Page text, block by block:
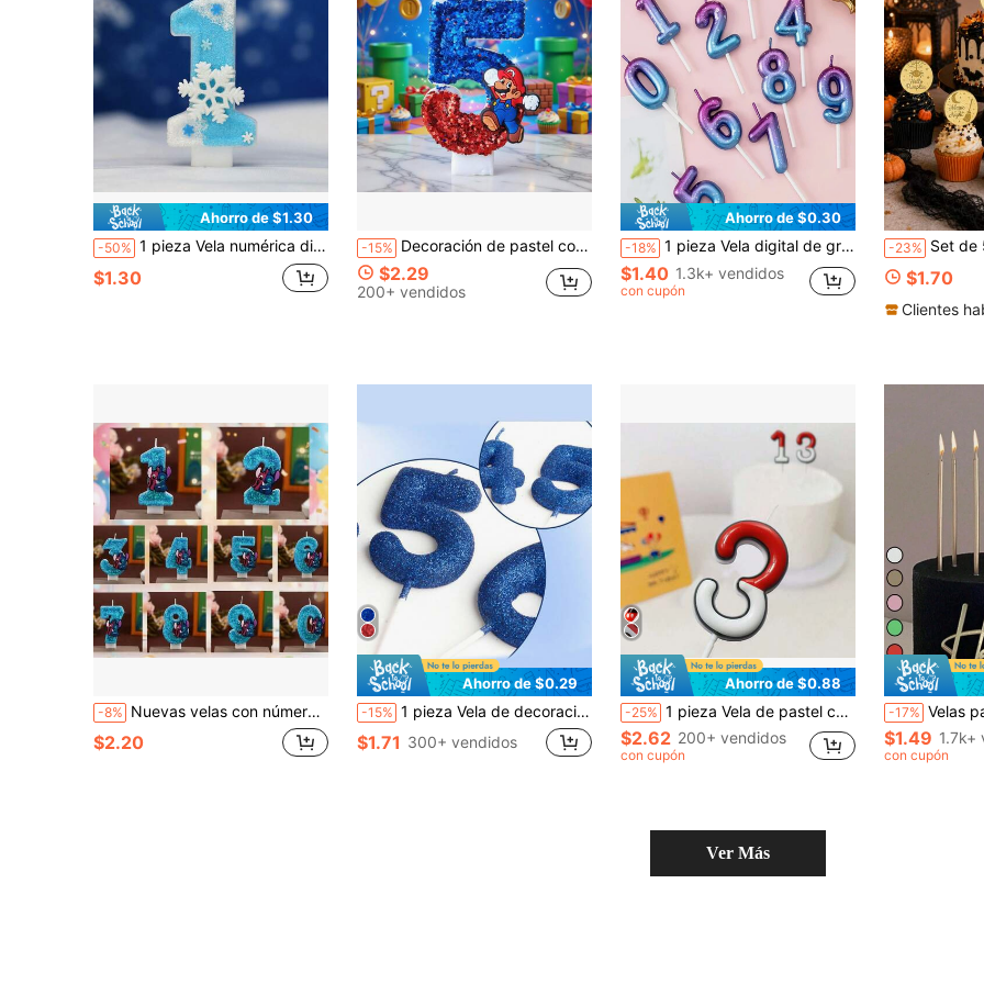
Ahorro de $1.30
-50% 1 pieza Vela numérica digital 0-9, decoración de copos de nieve blanca & azul para pastel de Navidad, vela de cumpleaños para fiesta de aniversario y celebración
$1.30
-15% Decoración de pastel con vela digital de anime, decoración de pastel de postre de fiesta de cumpleaños con dibujos animados creativos de juegos, decoración de pastel DIY para fiestas, Halloween, Navidad, días festivos, etc. Actividades, decoración de postre de cupcakes.
$2.29
200+ vendidos
Ahorro de $0.30
-18% 1 pieza Vela digital de gradiente del espacio de la galaxia púrpura y azul, velas creativas y románticas de gradiente de ensueño para fiestas
$1.40 1.3k+ vendidos
con cupón
-23% Set de 5 piezas de adornos para pastel de acrílico espejo dorado de
$1.70
Clientes
-8% Nuevas velas con números del 0 al 9 para decoración, decoración de pastel de fiesta de cumpleaños, decoración de velas con números para celebración de aniversario, decoración de velas con números para aniversario de boda, decoración conmemorativa de regreso a la escuela
$2.20
Ahorro de $0.29
-15% 1 pieza Vela de decoración de pastel con números 0-9 dispersos, para fiesta de cumpleaños, Día de la Valentía, Regreso a la Escuela
$1.71 300+ vendidos
Ahorro de $0.88
-25% 1 pieza Vela de pastel con números del 0 al 9 linda, roja y blanca, adecuada para cumpleaños, aniversario, bolsa de regalo, fiesta de cumpleaños, decoración de cupcakes, plato de fiesta de cumpleaños, revelación de género, fiesta de soltero, graduación - Tema de princesa, sin plumas, vela de celebración multiusos, sin necesidad de energía, vela de cumpleaños, decoración de cumpleaños, feliz cumpleaños, decoración de habitación
$2.62 200+ vendidos
con cupón
-17% Velas para pasteles - Larga duración y resistentes, contables, diseño delgado,
$1.49 1.7k+
con cupón
Ver Más